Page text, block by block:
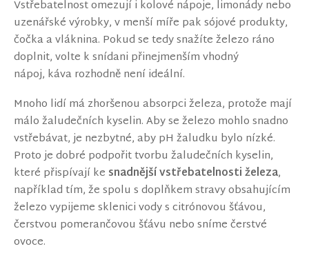
Vstřebatelnost omezují i kolové nápoje, limonády nebo
uzenářské výrobky, v menší míře pak sójové produkty,
čočka a vláknina. Pokud se tedy snažíte železo ráno
doplnit, volte k snídani přinejmenším vhodný
nápoj, káva rozhodně není ideální.
Mnoho lidí má zhoršenou absorpci železa, protože mají
málo žaludečních kyselin. Aby se železo mohlo snadno
vstřebávat, je nezbytné, aby pH žaludku bylo nízké.
Proto je dobré podpořit tvorbu žaludečních kyselin,
které přispívají ke snadnější vstřebatelnosti železa,
například tím, že spolu s doplňkem stravy obsahujícím
železo vypijeme sklenici vody s citrónovou šťávou,
čerstvou pomerančovou šťávu nebo sníme čerstvé
ovoce.